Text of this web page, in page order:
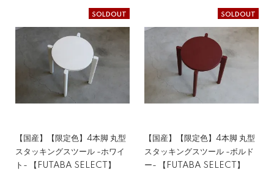
SOLDOUT
【国産】【限定色】4本脚 丸型
スタッキングスツール -ホワイ
ト- 【FUTABA SELECT】
SOLDOUT
【国産】【限定色】4本脚 丸型
スタッキングスツール -ボルド
ー- 【FUTABA SELECT】